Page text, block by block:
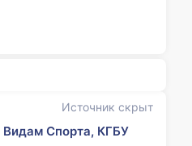
Источник скрыт
Спорта, КГБУ